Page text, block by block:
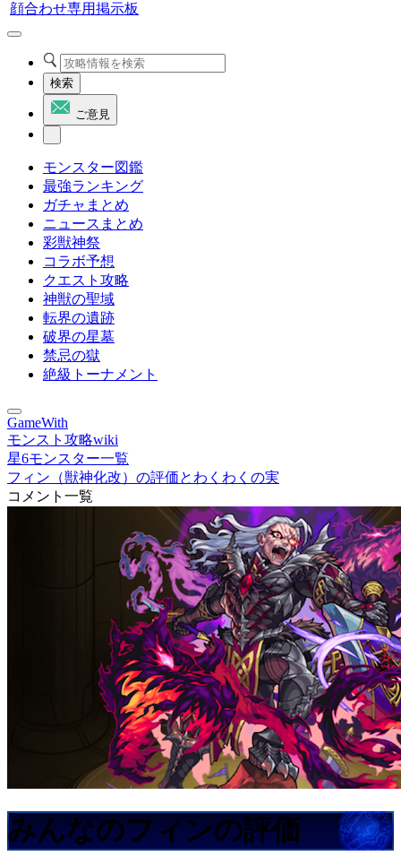
顔合わせ専用掲示板
検索
ご意見
モンスター図鑑
最強ランキング
ガチャまとめ
ニュースまとめ
彩獣神祭
コラボ予想
クエスト攻略
神獣の聖域
転界の遺跡
破界の星墓
禁忌の獄
絶級トーナメント
GameWith
モンスト攻略wiki
星6モンスター一覧
フィン（獣神化改）の評価とわくわくの実
コメント一覧
みんなのフィンの評価